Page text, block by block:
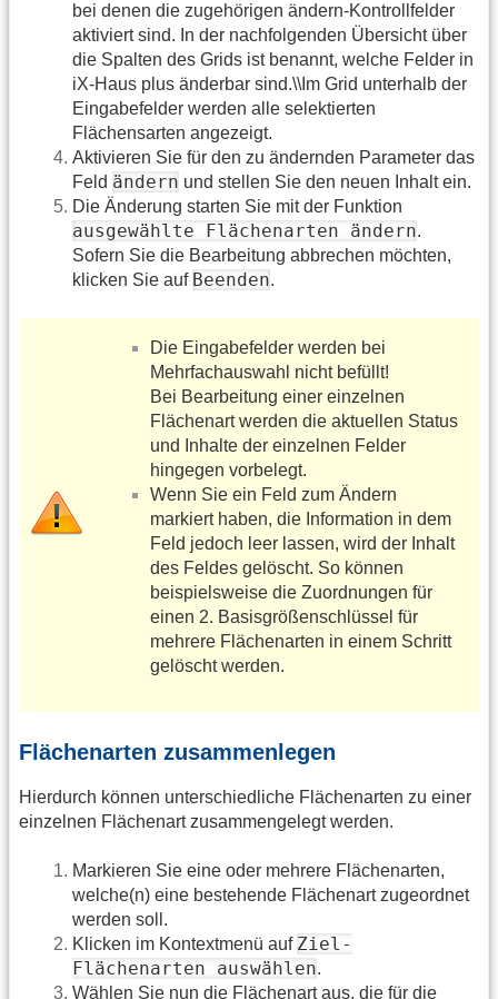
bei denen die zugehörigen ändern-Kontrollfelder
aktiviert sind. In der nachfolgenden Übersicht über
die Spalten des Grids ist benannt, welche Felder in
iX-Haus plus änderbar sind.\\Im Grid unterhalb der
Eingabefelder werden alle selektierten
Flächensarten angezeigt.
Aktivieren Sie für den zu ändernden Parameter das
Feld ändern und stellen Sie den neuen Inhalt ein.
Die Änderung starten Sie mit der Funktion
ausgewählte Flächenarten ändern.
Sofern Sie die Bearbeitung abbrechen möchten,
klicken Sie auf Beenden.
Die Eingabefelder werden bei
Mehrfachauswahl nicht befüllt!
Bei Bearbeitung einer einzelnen
Flächenart werden die aktuellen Status
und Inhalte der einzelnen Felder
hingegen vorbelegt.
Wenn Sie ein Feld zum Ändern
markiert haben, die Information in dem
Feld jedoch leer lassen, wird der Inhalt
des Feldes gelöscht. So können
beispielsweise die Zuordnungen für
einen 2. Basisgrößenschlüssel für
mehrere Flächenarten in einem Schritt
gelöscht werden.
Flächenarten zusammenlegen
Hierdurch können unterschiedliche Flächenarten zu einer
einzelnen Flächenart zusammengelegt werden.
Markieren Sie eine oder mehrere Flächenarten,
welche(n) eine bestehende Flächenart zugeordnet
werden soll.
Klicken im Kontextmenü auf Ziel-
Flächenarten auswählen.
Wählen Sie nun die Flächenart aus, die für die